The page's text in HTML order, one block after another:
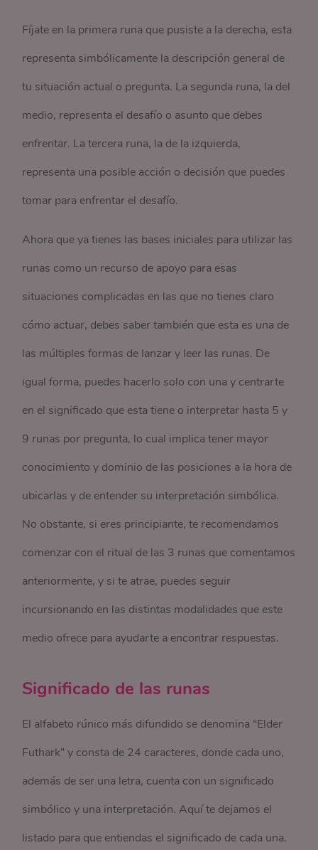
Fíjate en la primera runa que pusiste a la derecha, esta
representa simbólicamente la descripción general de
tu situación actual o pregunta. La segunda runa, la del
medio, representa el desafío o asunto que debes
enfrentar. La tercera runa, la de la izquierda,
representa una posible acción o decisión que puedes
tomar para enfrentar el desafío.
Ahora que ya tienes las bases iniciales para utilizar las
runas como un recurso de apoyo para esas
situaciones complicadas en las que no tienes claro
cómo actuar, debes saber también que esta es una de
las múltiples formas de lanzar y leer las runas. De
igual forma, puedes hacerlo solo con una y centrarte
en el significado que esta tiene o interpretar hasta 5 y
9 runas por pregunta, lo cual implica tener mayor
conocimiento y dominio de las posiciones a la hora de
ubicarlas y de entender su interpretación simbólica.
No obstante, si eres principiante, te recomendamos
comenzar con el ritual de las 3 runas que comentamos
anteriormente, y si te atrae, puedes seguir
incursionando en las distintas modalidades que este
medio ofrece para ayudarte a encontrar respuestas.
Significado de las runas
El alfabeto rúnico más difundido se denomina “Elder
Futhark” y consta de 24 caracteres, donde cada uno,
además de ser una letra, cuenta con un significado
simbólico y una interpretación. Aquí te dejamos el
listado para que entiendas el significado de cada una.